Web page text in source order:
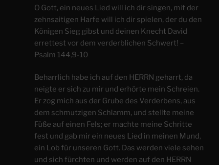
O Gott, ein neues Lied will ich dir singen, mit der
zehnsaitigen Harfe will ich dir spielen, der du den
Königen Sieg gibst und deinen Knecht David
errettest vor dem verderblichen Schwert! –
Psalm 144,9-10
Beharrlich habe ich auf den HERRN geharrt, da
neigte er sich zu mir und erhörte mein Schreien.
Er zog mich aus der Grube des Verderbens, aus
dem schmutzigen Schlamm, und stellte meine
Füße auf einen Fels; er machte meine Schritte
fest und gab mir ein neues Lied in meinen Mund,
ein Lob für unseren Gott. Das werden viele sehen
und sich fürchten und werden auf den HERRN